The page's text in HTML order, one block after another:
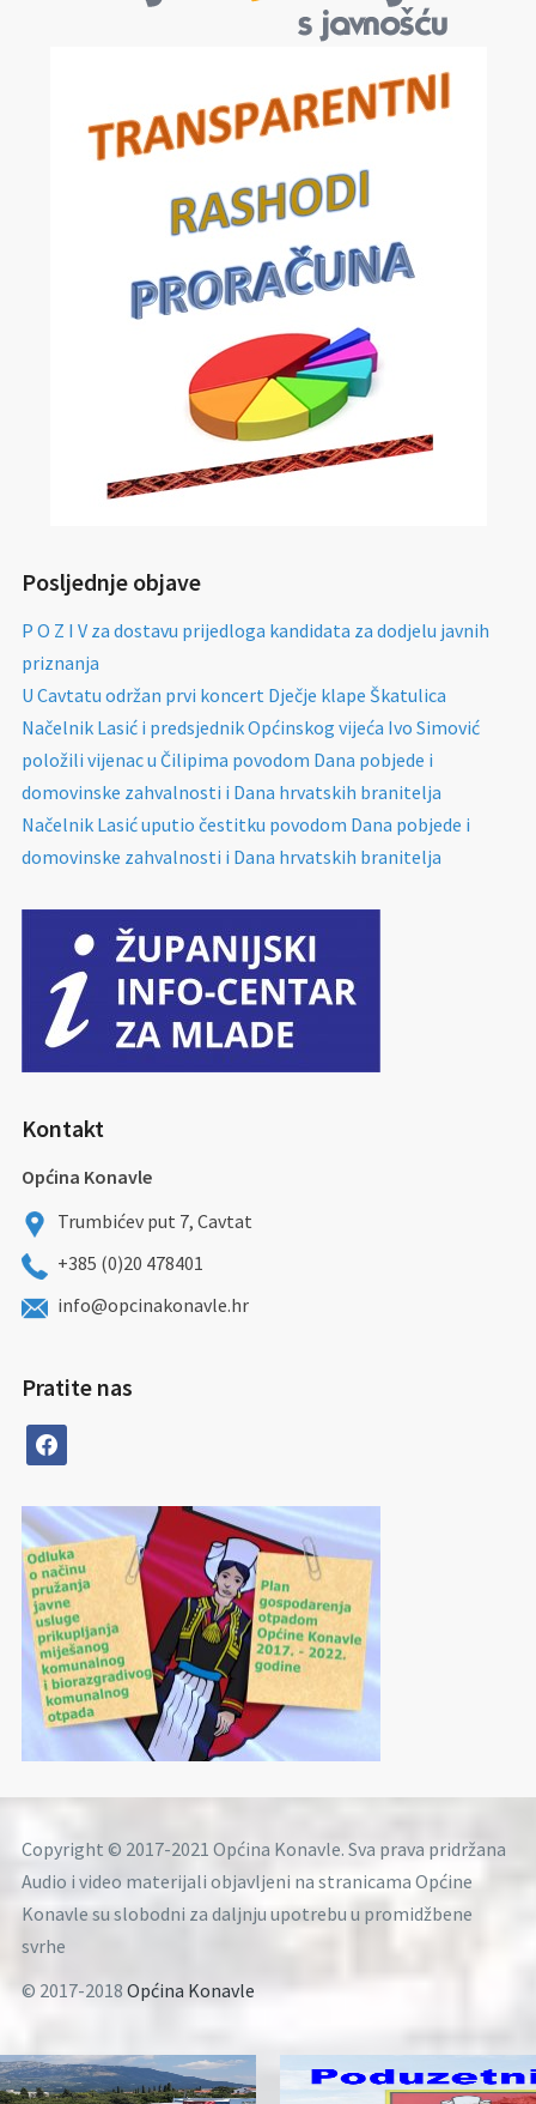
Posljednje objave
P O Z I V za dostavu prijedloga kandidata za dodjelu javnih
priznanja
U Cavtatu održan prvi koncert Dječje klape Škatulica
Načelnik Lasić i predsjednik Općinskog vijeća Ivo Simović
položili vijenac u Čilipima povodom Dana pobjede i
domovinske zahvalnosti i Dana hrvatskih branitelja
Načelnik Lasić uputio čestitku povodom Dana pobjede i
domovinske zahvalnosti i Dana hrvatskih branitelja
Kontakt
Općina Konavle
Trumbićev put 7, Cavtat
+385 (0)20 478401
info@opcinakonavle.hr
Pratite nas
facebook
Copyright © 2017-2021 Općina Konavle. Sva prava pridržana
Audio i video materijali objavljeni na stranicama Općine
Konavle su slobodni za daljnju upotrebu u promidžbene
svrhe
© 2017-2018 Općina Konavle